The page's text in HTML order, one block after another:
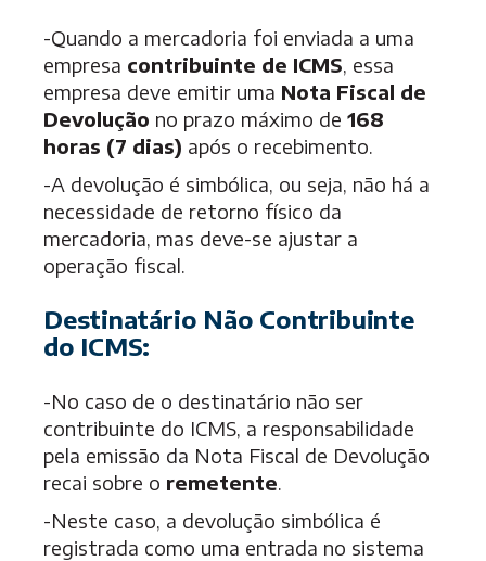
-Quando a mercadoria foi enviada a uma
empresa contribuinte de ICMS, essa
empresa deve emitir uma Nota Fiscal de
Devolução no prazo máximo de 168
horas (7 dias) após o recebimento.
-A devolução é simbólica, ou seja, não há a
necessidade de retorno físico da
mercadoria, mas deve-se ajustar a
operação fiscal.
Destinatário Não Contribuinte
do ICMS:
-No caso de o destinatário não ser
contribuinte do ICMS, a responsabilidade
pela emissão da Nota Fiscal de Devolução
recai sobre o remetente.
-Neste caso, a devolução simbólica é
registrada como uma entrada no sistema